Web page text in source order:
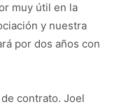
muy útil en la
y nuestra
por dos años con
contrato. Joel